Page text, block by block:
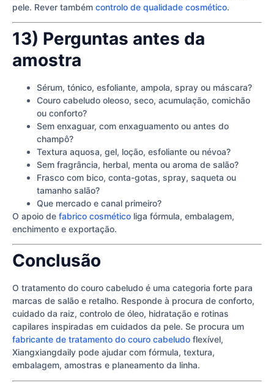
pele. Rever também controlo de qualidade cosmético.
13) Perguntas antes da
amostra
Sérum, tónico, esfoliante, ampola, spray ou máscara?
Couro cabeludo oleoso, seco, acumulação, comichão
ou conforto?
Sem enxaguar, com enxaguamento ou antes do
champô?
Textura aquosa, gel, loção, esfoliante ou névoa?
Sem fragrância, herbal, menta ou aroma de salão?
Frasco com bico, conta-gotas, spray, saqueta ou
tamanho salão?
Que mercado e canal primeiro?
O apoio de fabrico cosmético liga fórmula, embalagem,
enchimento e exportação.
Conclusão
O tratamento do couro cabeludo é uma categoria forte para
marcas de salão e retalho. Responde à procura de conforto,
cuidado da raiz, controlo de óleo, hidratação e rotinas
capilares inspiradas em cuidados da pele. Se procura um
fabricante de tratamento do couro cabeludo flexível,
Xiangxiangdaily pode ajudar com fórmula, textura,
embalagem, amostras e planeamento da linha.